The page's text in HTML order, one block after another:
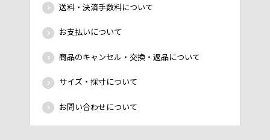
送料・決済手数料について
お支払いについて
商品のキャンセル・交換・返品について
サイズ・採寸について
お問い合わせについて